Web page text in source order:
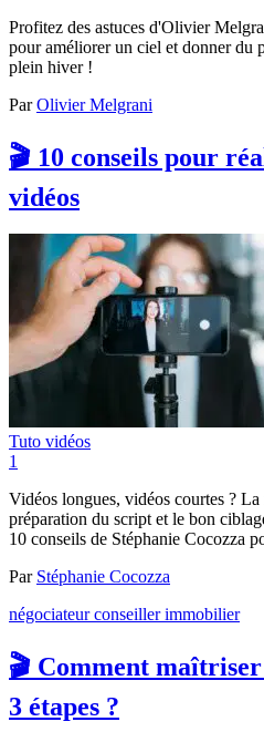
Profitez des astuces d'Olivier
pour améliorer un ciel et donner du
plein hiver !
ParOlivier Melgrani
🎬 10 conseils pour
vidéos
Tuto vidéos
1
Vidéos longues, vidéos courtes ? La
préparation du script et le bon
10 conseils de Stéphanie Cocozza
Par Stéphanie Cocozza
négociateur conseiller immobilier
🎬 Comment
3 étapes ?